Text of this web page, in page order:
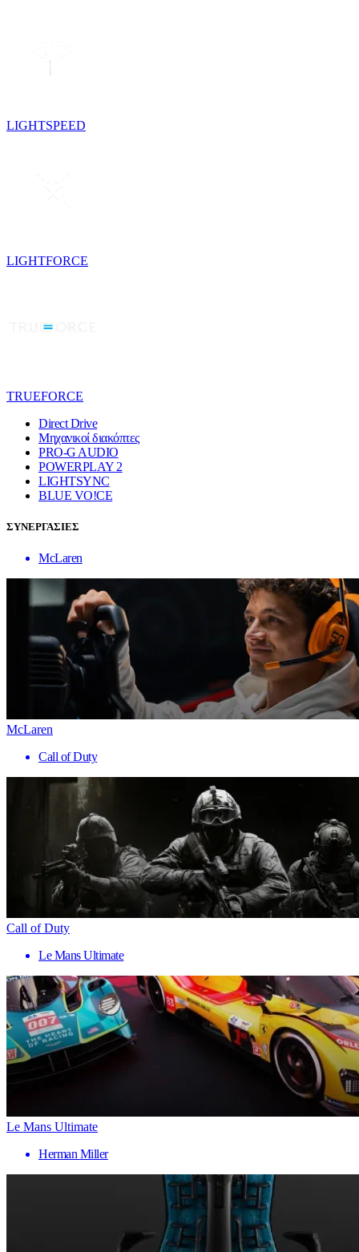
LIGHTSPEED
LIGHTFORCE
TRUEFORCE
Direct Drive
Μηχανικοί διακόπτες
PRO-G AUDIO
POWERPLAY 2
LIGHTSYNC
BLUE VO!CE
ΣΥΝΕΡΓΑΣΙΕΣ
McLaren
McLaren
Call of Duty
Call of Duty
Le Mans Ultimate
Le Mans Ultimate
Herman Miller